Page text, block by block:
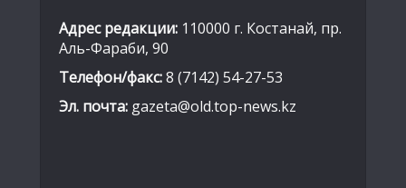
Адрес редакции: 110000 г. Костанай, пр.
Аль-Фараби, 90
Телефон/факс:8 (7142) 54-27-53
Эл. почта: gazeta@old.top-news.kz